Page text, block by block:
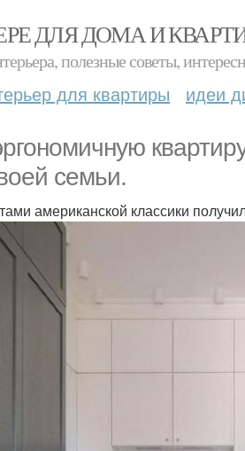
ДЛЯ ДОМА И
полезные советы,
для квартиры идеи
семьи.
американской классики